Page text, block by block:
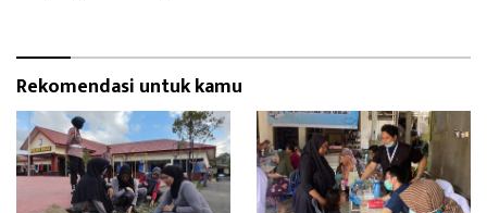
Rekomendasi untuk kamu